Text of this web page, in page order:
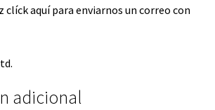
clíck aquí para enviarnos un correo con
adicional